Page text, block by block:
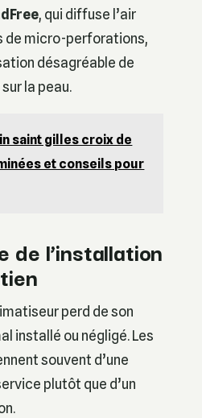
, qui diffuse l’air
de micro-perforations,
désagréable de
la peau.
saint gilles croix de
et conseils pour
de l’installation
perd de son
installé ou négligé. Les
souvent d’une
plutôt que d’un